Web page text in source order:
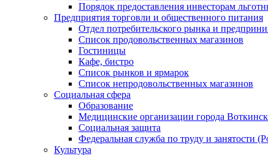
Порядок предоставления инвесторам
Предприятия торговли и общественного питания
Отдел потребительского рынка и
Список продовольственных магазинов
Гостиницы
Кафе, бистро
Cписок рынков и ярмарок
Список непродовольственных магазинов
Социальная сфера
Образование
Медицинские организации города
Социальная защита
Федеральная служба по труду и занятости
Культура